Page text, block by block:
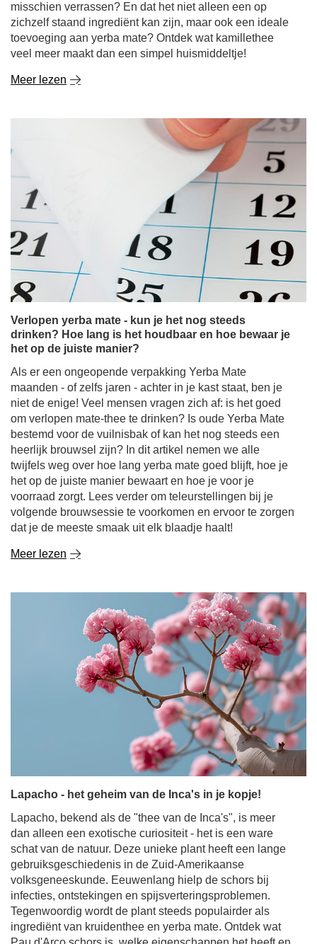
misschien verrassen? En dat het niet alleen een op
zichzelf staand ingrediënt kan zijn, maar ook een ideale
toevoeging aan yerba mate? Ontdek wat kamillethee
veel meer maakt dan een simpel huismiddeltje!
Meer lezen
Verlopen yerba mate - kun je het nog steeds
drinken? Hoe lang is het houdbaar en hoe bewaar je
het op de juiste manier?
Als er een ongeopende verpakking Yerba Mate
maanden - of zelfs jaren - achter in je kast staat, ben je
niet de enige! Veel mensen vragen zich af: is het goed
om verlopen mate-thee te drinken? Is oude Yerba Mate
bestemd voor de vuilnisbak of kan het nog steeds een
heerlijk brouwsel zijn? In dit artikel nemen we alle
twijfels weg over hoe lang yerba mate goed blijft, hoe je
het op de juiste manier bewaart en hoe je voor je
voorraad zorgt. Lees verder om teleurstellingen bij je
volgende brouwsessie te voorkomen en ervoor te zorgen
dat je de meeste smaak uit elk blaadje haalt!
Meer lezen
Lapacho - het geheim van de Inca's in je kopje!
Lapacho, bekend als de "thee van de Inca's", is meer
dan alleen een exotische curiositeit - het is een ware
schat van de natuur. Deze unieke plant heeft een lange
gebruiksgeschiedenis in de Zuid-Amerikaanse
volksgeneeskunde. Eeuwenlang hielp de schors bij
infecties, ontstekingen en spijsverteringsproblemen.
Tegenwoordig wordt de plant steeds populairder als
ingrediënt van kruidenthee en yerba mate. Ontdek wat